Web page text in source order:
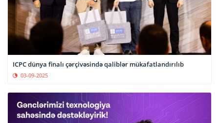
ICPC dünya finalı çərçivəsində qaliblər mükafatlandırılıb
03-09-2025